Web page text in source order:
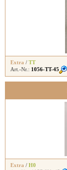
Extra / TT
Art.-Nr.: 1056-TT-45
Extra / H0